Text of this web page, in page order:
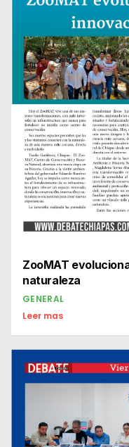
ZooMAT
naturaleza
GENERAL
Leer mas